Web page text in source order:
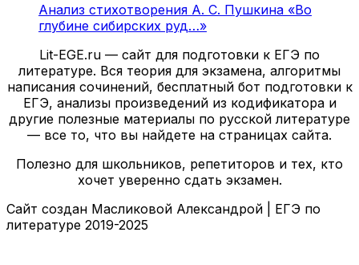
Анализ стихотворения А. С. Пушкина «Во
глубине сибирских руд…»
Lit-EGE.ru — сайт для подготовки к ЕГЭ по
литературе. Вся теория для экзамена, алгоритмы
написания сочинений, бесплатный бот подготовки к
ЕГЭ, анализы произведений из кодификатора и
другие полезные материалы по русской литературе
— все то, что вы найдете на страницах сайта.
Полезно для школьников, репетиторов и тех, кто
хочет уверенно сдать экзамен.
Сайт создан Масликовой Александрой | ЕГЭ по
литературе 2019-2025